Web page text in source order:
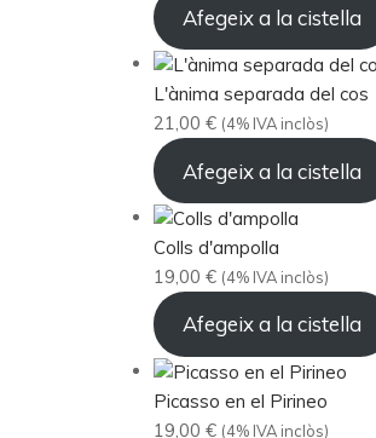
Afegeix a la cistella
L'ànima separada del cos
21,00 € (4% IVA inclòs)
Afegeix a la cistella
Colls d'ampolla
19,00 € (4% IVA inclòs)
Afegeix a la cistella
Picasso en el Pirineo
19,00 € (4% IVA inclòs)